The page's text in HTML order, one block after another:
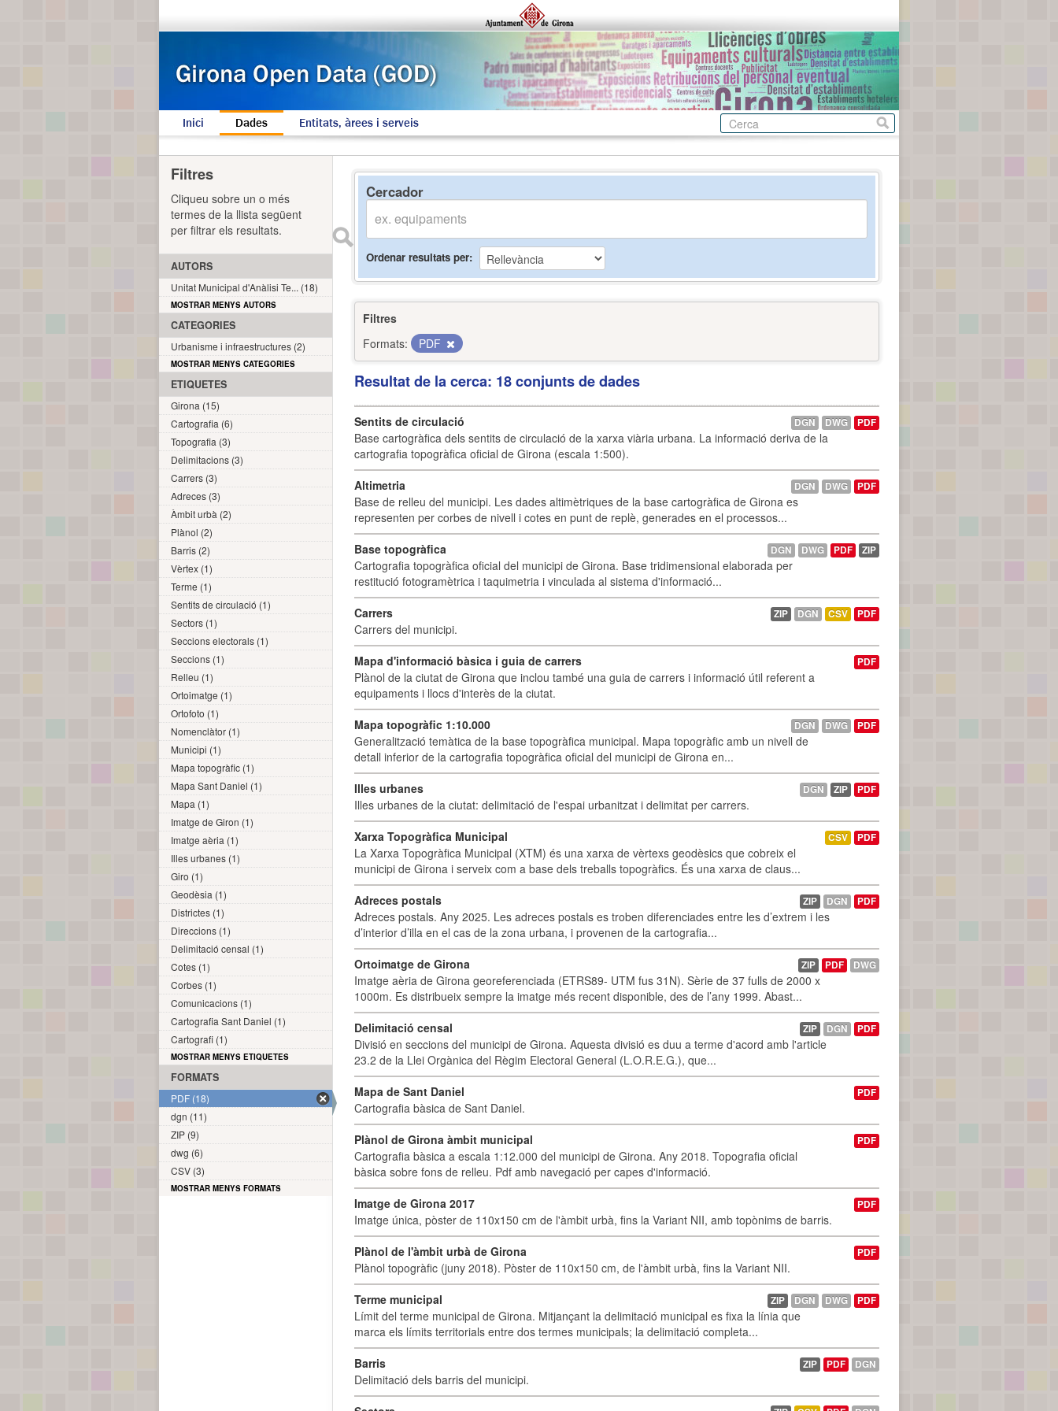
Inici Dades Entitats, àrees i serveis
Cercador
Ordenar resultats per
Filtres
Formats:
PDF
Resultat de la cerca: 18 conjunts de dades
Sentits de circulació
Base cartogràfica dels sentits de circulació de la xarxa viària urbana. La informació deriva de la
cartografia topogràfica oficial de Girona (escala 1:500).
DGN DWG PDF
Altimetria
Base de relleu del municipi. Les dades altimètriques de la base cartogràfica de Girona es
representen per corbes de nivell i cotes en punt de replè, generades en el processos...
DGN DWG PDF
Base topogràfica
Cartografia topogràfica oficial del municipi de Girona. Base tridimensional elaborada per
restitució fotogramètrica i taquimetria i vinculada al sistema d'informació...
DGN DWG PDF ZIP
Carrers
Carrers del municipi.
ZIP DGN CSV PDF
Mapa d'informació bàsica i guia de carrers
Plànol de la ciutat de Girona que inclou també una guia de carrers i informació útil referent a
equipaments i llocs d'interès de la ciutat.
PDF
Mapa topogràfic 1:10.000
Generalització temàtica de la base topogràfica municipal. Mapa topogràfic amb un nivell de
detall inferior de la cartografia topogràfica oficial del municipi de Girona en...
DGN DWG PDF
Illes urbanes
Illes urbanes de la ciutat: delimitació de l'espai urbanitzat i delimitat per carrers.
DGN ZIP PDF
Xarxa Topogràfica Municipal
La Xarxa Topogràfica Municipal (XTM) és una xarxa de vèrtexs geodèsics que cobreix el
municipi de Girona i serveix com a base dels treballs topogràfics. És una xarxa de claus...
CSV PDF
Adreces postals
Adreces postals. Any 2025. Les adreces postals es troben diferenciades entre les d’extrem i les
d’interior d’illa en el cas de la zona urbana, i provenen de la cartografia...
ZIP DGN PDF
Ortoimatge de Girona
Imatge aèria de Girona georeferenciada (ETRS89- UTM fus 31N). Sèrie de 37 fulls de 2000 x
1000m. Es distribueix sempre la imatge més recent disponible, des de l’any 1999. Abast...
ZIP PDF DWG
Delimitació censal
Divisió en seccions del municipi de Girona. Aquesta divisió es duu a terme d'acord amb l'article
23.2 de la Llei Orgànica del Règim Electoral General (L.O.R.E.G.), que...
ZIP DGN PDF
Mapa de Sant Daniel
Cartografia bàsica de Sant Daniel.
PDF
Plànol de Girona àmbit municipal
Cartografia bàsica a escala 1:12.000 del municipi de Girona. Any 2018. Topografia oficial
bàsica sobre fons de relleu. Pdf amb navegació per capes d'informació.
PDF
Imatge de Girona 2017
Imatge única, pòster de 110x150 cm de l'àmbit urbà, fins la Variant NII, amb topònims de barris.
PDF
Plànol de l'àmbit urbà de Girona
Plànol topogràfic (juny 2018). Pòster de 110x150 cm, de l'àmbit urbà, fins la Variant NII.
PDF
Terme municipal
Límit del terme municipal de Girona. Mitjançant la delimitació municipal es fixa la línia que
marca els límits territorials entre dos termes municipals; la delimitació completa...
ZIP DGN DWG PDF
Barris
Delimitació dels barris del municipi.
ZIP PDF DGN
Filtres
Cliqueu sobre un o més
termes de la llista següent
per filtrar els resultats.
AUTORS
Unitat Municipal d'Anàlisi Te... (18)
MOSTRAR MENYS AUTORS
CATEGORIES
Urbanisme i infraestructures (2)
MOSTRAR MENYS CATEGORIES
ETIQUETES
Girona (15)
Cartografia (6)
Topografia (3)
Delimitacions (3)
Carrers (3)
Adreces (3)
Àmbit urbà (2)
Plànol (2)
Barris (2)
Vèrtex (1)
Terme (1)
Sentits de circulació (1)
Sectors (1)
Seccions electorals (1)
Seccions (1)
Relleu (1)
Ortoimatge (1)
Ortofoto (1)
Nomenclàtor (1)
Municipi (1)
Mapa topogràfic (1)
Mapa Sant Daniel (1)
Mapa (1)
Imatge de Giron (1)
Imatge aèria (1)
Illes urbanes (1)
Giro (1)
Geodèsia (1)
Districtes (1)
Direccions (1)
Delimitació censal (1)
Cotes (1)
Corbes (1)
Comunicacions (1)
Cartografia Sant Daniel (1)
Cartografi (1)
MOSTRAR MENYS ETIQUETES
FORMATS
PDF (18)
dgn (11)
ZIP (9)
dwg (6)
CSV (3)
MOSTRAR MENYS FORMATS